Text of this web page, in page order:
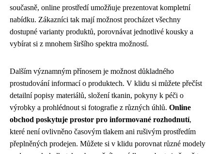
současně, online prostředí umožňuje prezentovat kompletní
nabídku. Zákazníci tak mají možnost procházet všechny
dostupné varianty produktů, porovnávat jednotlivé kousky a
vybírat si z mnohem širšího spektra možností.
Dalším významným přínosem je možnost důkladného
prostudování informací o produktech. V klidu si můžete přečíst
detailní popisy materiálů, složení tkanin, pokyny k péči o
výrobky a prohlédnout si fotografie z různých úhlů. Online
obchod poskytuje prostor pro informované rozhodnutí,
které není ovlivněno časovým tlakem ani rušivým prostředím
přeplněných prodejen. Můžete si v klidu porovnat různé modely